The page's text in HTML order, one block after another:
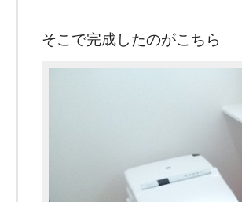
そこで完成したのがこちら